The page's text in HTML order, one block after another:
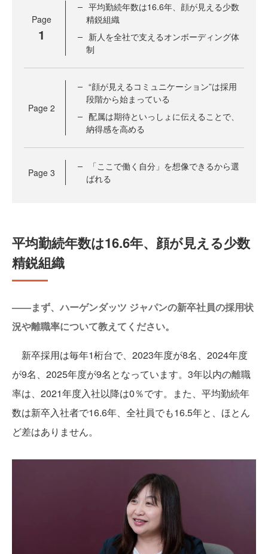
Page
1
平均勤続年数は16.6年、顔が見える少数
精鋭組織
新人を全社で支えるオンボーディング体
制
Page 2
“顔が見えるコミュニケーション”は採用
段階から始まっている
配属は期待といっしょに伝えることで、
納得感を高める
Page 3
「ここで働く自分」を想像できるから選
ばれる
平均勤続年数は16.6年、顔が見える少数
精鋭組織
——まず、ハーゲンダッツ ジャパンの新卒社員の採用状
況や離職率について教えてください。
新卒採用は毎年1桁台で、2023年度が8名、2024年度
が9名、2025年度が9名となっています。3年以内の離職
率は、2021年度入社以降は0％です。また、平均勤続年
数は新卒入社者で16.6年、全社員でも16.5年と、ほとん
ど差はありません。